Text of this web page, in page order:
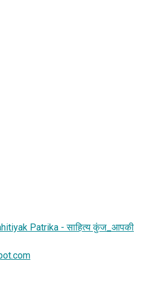
Patrika - साहित्य कुंज_आपकी